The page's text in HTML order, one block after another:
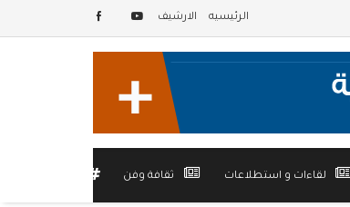
الرئيسيه الارشيف
لقاءات و استطلاعات ثقافة وفن